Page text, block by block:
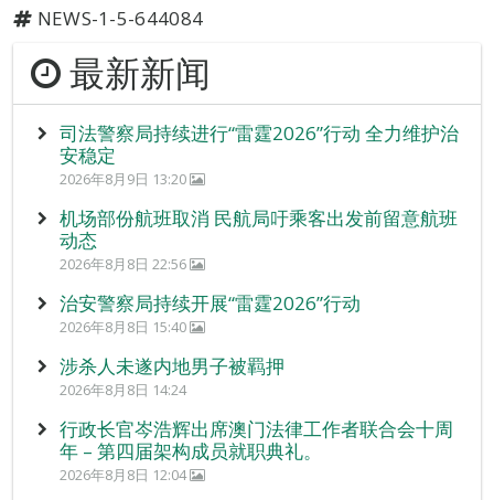
NEWS-1-5-644084
最新新闻
司法警察局持续进行“雷霆2026”行动 全力维护治
安稳定
2026年8月9日 13:20
机场部份航班取消 民航局吁乘客出发前留意航班
动态
2026年8月8日 22:56
治安警察局持续开展“雷霆2026”行动
2026年8月8日 15:40
涉杀人未遂内地男子被羁押
2026年8月8日 14:24
行政长官岑浩辉出席澳门法律工作者联合会十周
年 – 第四届架构成员就职典礼。
2026年8月8日 12:04